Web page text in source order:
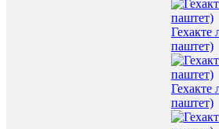
Гехакте
паштет)
Гехакте
паштет)